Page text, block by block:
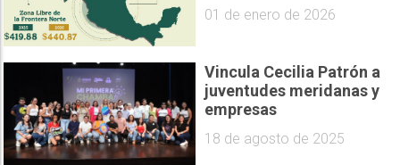
01 de enero de 2026
Vincula Cecilia Patrón a
juventudes meridanas y
empresas
18 de agosto de 2025